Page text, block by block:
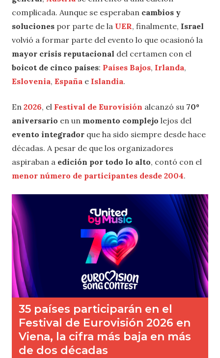
complicada. Aunque se esperaban cambios y
soluciones por parte de la UER, finalmente, Israel
volvió a formar parte del evento lo que ocasionó la
mayor crisis reputacional del certamen con el
boicot de cinco países: Países Bajos, Irlanda,
Eslovenia, España e Islandia.
En 2026, el Festival de Eurovisión alcanzó su 70º
aniversario en un momento complejo lejos del
evento integrador que ha sido siempre desde hace
décadas. A pesar de que los organizadores
aspiraban a edición por todo lo alto, contó con el
menor número de participantes desde 2004.